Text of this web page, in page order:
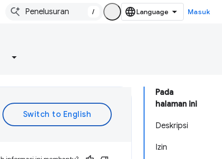
/ Masuk
Pada
halaman ini
Deskripsi
Izin